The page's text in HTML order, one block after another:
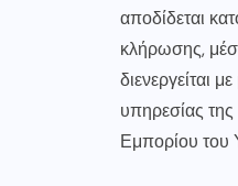
αποδίδεται
κλήρωσης,
διενεργείται
υπηρεσίας της
Εμπορίου του